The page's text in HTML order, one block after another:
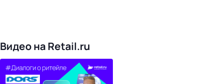
Видео на Retail.ru